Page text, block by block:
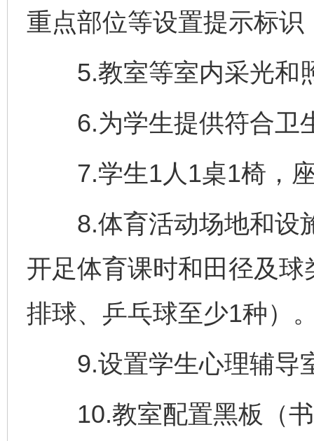
重点部位等设置提示标
5.教室等室内采光和
6.为学生提供符合卫
7.学生1人1桌1椅，座
8.体育活动场地和设
开足体育课时和田径及
排球、乒乓球至少1种）
9.设置学生心理辅导
10.教室配置黑板（书